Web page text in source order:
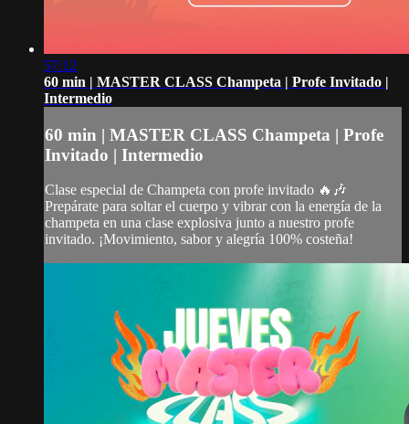
57:12
60 min | MASTER CLASS Champeta | Profe Invitado |
Intermedio
60 min | MASTER CLASS Champeta | Profe
Invitado | Intermedio
Clase especial de Champeta con profe invitado 🔥🎶
Prepárate para soltar el cuerpo y vibrar con la energía de la
champeta en una clase explosiva junto a nuestro profe
invitado. ¡Movimiento, sabor y alegría 100% costeña!